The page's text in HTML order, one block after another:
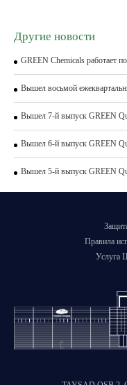
Другие новости
GREEN Chemicals работает
Вышел восьмой
Вышел 7-й выпуск GREEN
Вышел 6-й выпуск GREEN
Вышел 5-й выпуск GREEN
Правила
Услуга